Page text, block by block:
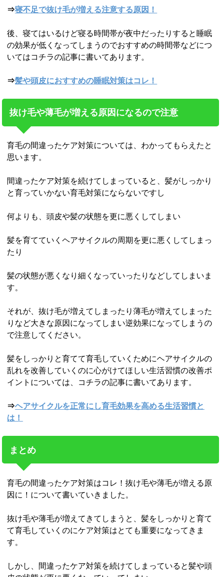
⇒寝不足で抜け毛が増える注意する原因！
後、寝てはいるけど寝る時間帯が夜中だったりすると睡眠
の効果が低くなってしまうのでおすすめの時間帯などにつ
いてはコチラの記事に書いてあります。
⇒髪や頭皮におすすめの睡眠対策はコレ！
抜け毛や薄毛が増える原因になるので注意
育毛の間違ったケア対策については、わかってもらえたと
思います。
間違ったケア対策を続けてしまっていると、髪がしっかり
と育っていかない育毛対策にならないですし
何よりも、頭皮や髪の状態を更に悪くしてしまい
髪を育てていくヘアサイクルの周期を更に悪くしてしまっ
たり
髪の状態が悪くなり細くなっていったりなどしてしまいま
す。
それが、抜け毛が増えてしまったり薄毛が増えてしまった
りなど大きな原因になってしまい逆効果になってしまうの
で注意してください。
髪をしっかりと育てて育毛していくためにヘアサイクルの
乱れを改善していくのに心がけてほしい生活習慣の改善ポ
イントについては、コチラの記事に書いてあります。
⇒ヘアサイクルを正常にし育毛効果を高める生活習慣と
は！
まとめ
育毛の間違ったケア対策はコレ！抜け毛や薄毛が増える原
因に！について書いていきました。
抜け毛や薄毛が増えてきてしまうと、髪をしっかりと育て
て育毛していくのにケア対策はとても重要になってきま
す。
しかし、間違ったケア対策を続けてしまっていると髪や頭